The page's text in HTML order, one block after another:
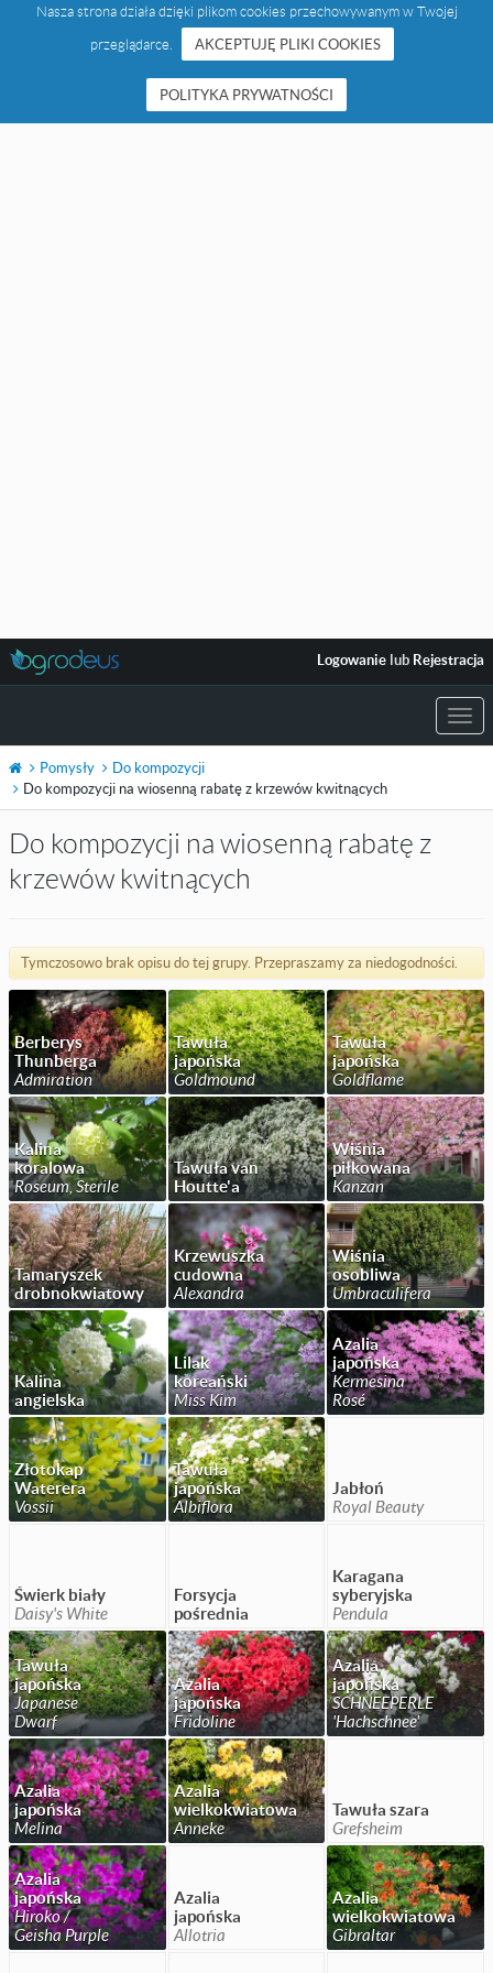
Nasza strona działa dzięki plikom cookies przechowywanym w Twojej
przeglądarce.
AKCEPTUJĘ PLIKI COOKIES
POLITYKA PRYWATNOŚCI
Logowanie lub Rejestracja
Pomysły
Do kompozycji
Do kompozycji na wiosenną rabatę z krzewów kwitnących
Do kompozycji na wiosenną rabatę z
krzewów kwitnących
Tymczosowo brak opisu do tej grupy. Przepraszamy za niedogodności.
Berberys
Thunberga
Admiration
Tawuła
japońska
Goldmound
Tawuła
japońska
Goldflame
Kalina
koralowa
Roseum, Sterile
Tawuła van
Houtte'a
Wiśnia
piłkowana
Kanzan
Tamaryszek
drobnokwiatowy
Krzewuszka
cudowna
Alexandra
Wiśnia
osobliwa
Umbraculifera
Kalina
angielska
Lilak
koreański
Miss Kim
Azalia
japońska
Kermesina
Rosé
Złotokap
Waterera
Vossii
Tawuła
japońska
Albiflora
Jabłoń
Royal Beauty
Świerk biały
Daisy's White
Forsycja
pośrednia
Karagana
syberyjska
Pendula
Tawuła
japońska
Japanese
Dwarf
Azalia
japońska
Fridoline
Azalia
japońska
SCHNEEPERLE
'Hachschnee'
Azalia
japońska
Melina
Azalia
wielkokwiatowa
Anneke
Tawuła szara
Grefsheim
Azalia
japońska
Hiroko /
Geisha Purple
Azalia
japońska
Allotria
Azalia
wielkokwiatowa
Gibraltar